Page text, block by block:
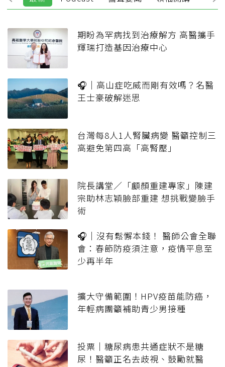
期盼為罕病找到治療解方 高醫攜手
輝瑞打造基因治療中心
🎧｜高山症吃威而剛有效嗎？名醫
王士豪破解迷思
台灣每8人1人腎臟病變 醫籲控制三
高避免第四高「高腎壓」
院長講堂／「顱顏重建專家」陳建
宗助林志穎臉部重建 想挑戰變臉手
術
🎧｜沒有鬆懈本錢！ 醫師公會全聯
會：春節防疫須注意，疫情平息至
少再半年
擴大守備範圍！HPV疫苗能防癌，
年輕病團籲補助青少男接種
投票｜糖尿病患共通症狀不是糖
尿！醫籲正名去歧視、鼓勵就醫